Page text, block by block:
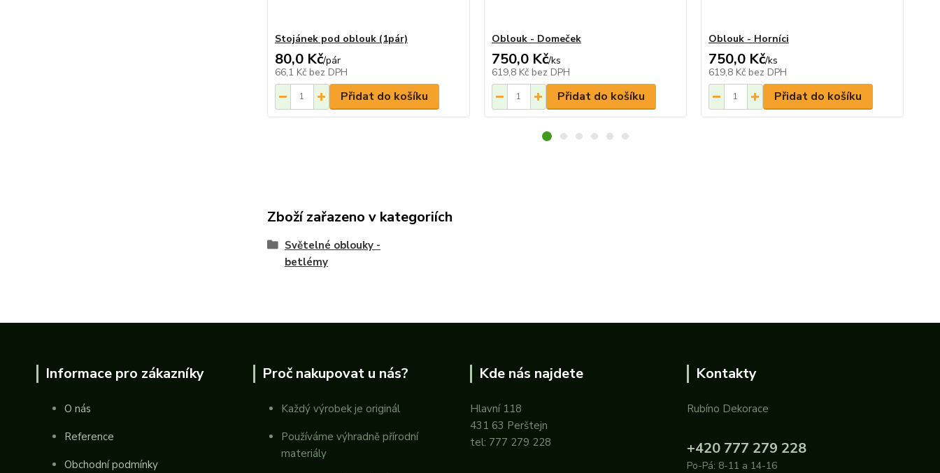
Stojánek pod oblouk (1pár)
80,0 Kč/pár
66,1 Kč bez DPH
Přidat do košíku
Oblouk - Domeček
750,0 Kč/ks
619,8 Kč bez DPH
Přidat do košíku
Oblouk - Horníci
750,0 Kč/ks
619,8 Kč bez DPH
Přidat do košíku
Zboží zařazeno v kategoriích
Světelné oblouky -
betlémy
Informace pro zákazníky
O nás
Reference
Obchodní podmínky
Proč nakupovat u nás?
Každý výrobek je originál
Používáme výhradně přírodní
materiály
Kde nás najdete
Hlavní 118
431 63 Perštejn
tel: 777 279 228
Kontakty
Rubíno Dekorace
+420 777 279 228
Po-Pá: 8-11 a 14-16